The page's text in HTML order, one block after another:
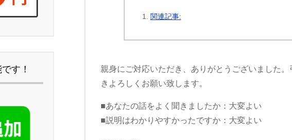
関連記事:
親身にご対応いただき、ありがとうございました。
きよろしくお願い致します。
■あなたの話をよく聞きましたか：大変よい
■説明はわかりやすかったですか：大変よい
す！